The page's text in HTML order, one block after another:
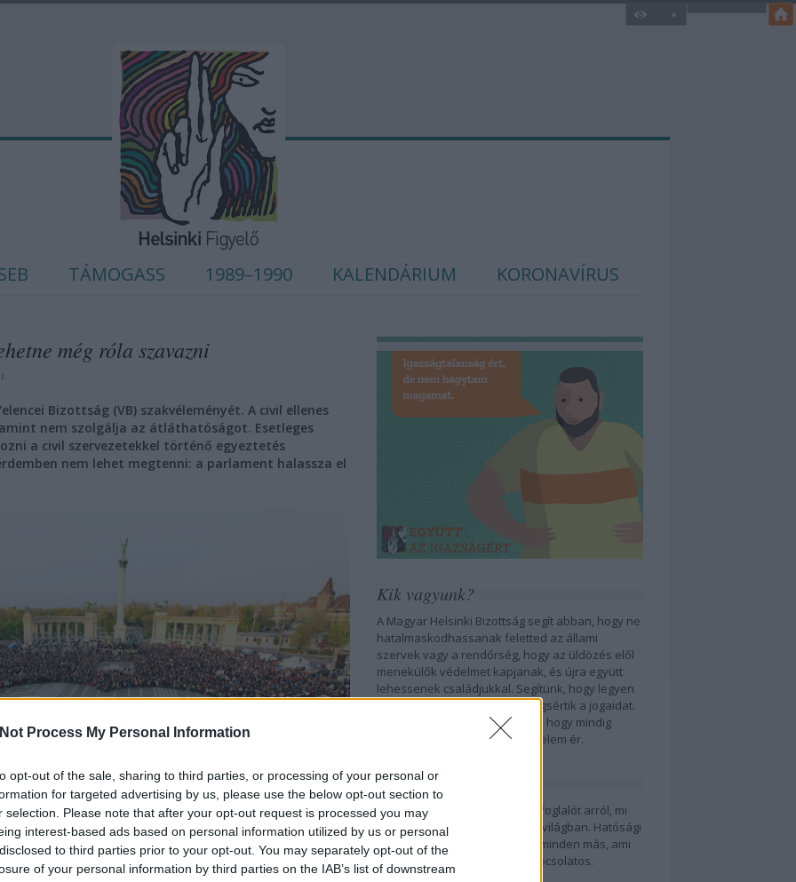
Process My Personal Information
opt-out of the sale, sharing to third parties, or processing of your personal or
for targeted advertising by us, please use the below opt-out section to
selection. Please note that after your opt-out request is processed you may
interest-based ads based on personal information utilized by us or personal
to third parties prior to your opt-out. You may separately opt-out of the
of your personal information by third parties on the IAB’s list of downstream
TÁMOGASS 1989–1990 KALENDÁRIUM KORONAVÍRUS
még róla szavazni
Bizottság (VB) szakvéleményét. A civil ellenes
nem szolgálja az átláthatóságot. Esetleges
a civil szervezetekkel történő egyeztetés
nem lehet megtenni: a parlament halassza el
Kik vagyunk?
A Magyar Helsinki Bizottság segít abban, hogy ne
hatalmaskodhassanak feletted az állami
szervek vagy a rendőrség, hogy az üldözés elől
menekülők védelmet kapjanak, és újra együtt
lehessenek családjukkal. Segítünk, hogy legyen
következménye annak, ha megsértik a jogaidat.
Jogászainkkal azon dolgozunk, hogy mindig
legyen hová fordulnod, ha sérelem ér.
Iratkozz fel hírlevélre!
Első kézből kaphat havi összefoglalót arról, mi
történik Magyarországon és a világban. Hatósági
visszaélések, jogállamiság és minden más, ami
emberi jogaink védelmével kapcsolatos.